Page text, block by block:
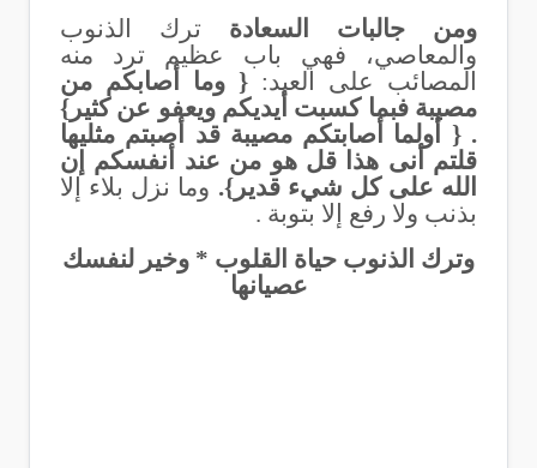
ومن جالبات السعادة ترك الذنوب
والمعاصي، فهي باب عظيم ترد منه
المصائب على العبد: { وما أصابكم من
مصيبة فبما كسبت أيديكم ويعفو عن كثير}
. { أولما أصابتكم مصيبة قد أصبتم مثليها
قلتم أنى هذا قل هو من عند أنفسكم إن
الله على كل شيء قدير}. وما نزل بلاء إلا
بذنب ولا رفع إلا بتوبة .
وترك الذنوب حياة القلوب * وخير لنفسك
عصيانها